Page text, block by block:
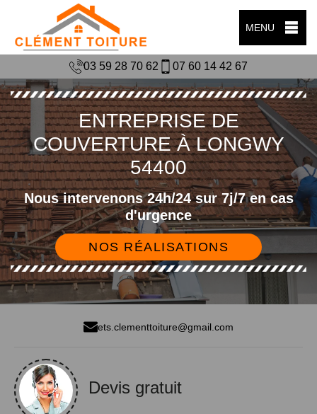
MENU
03 59 28 70 62 07 60 14 42 67
ENTREPRISE DE
COUVERTURE À LONGWY
54400
Nous intervenons 24h/24 sur 7j/7 en cas
d'urgence
NOS RÉALISATIONS
ets.clementtoiture@gmail.com
Devis gratuit